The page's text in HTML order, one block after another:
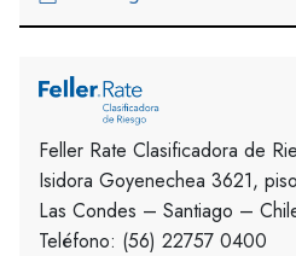
Feller Rate Clasificadora de
Isidora Goyenechea 3621,
Las Condes – Santiago –
Teléfono: (56) 22757 0400